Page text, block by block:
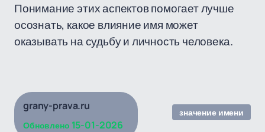
Понимание этих аспектов помогает лучше
осознать, какое влияние имя может
оказывать на судьбу и личность человека.
grany-prava.ru
Обновлено 15-01-2026
значение имени